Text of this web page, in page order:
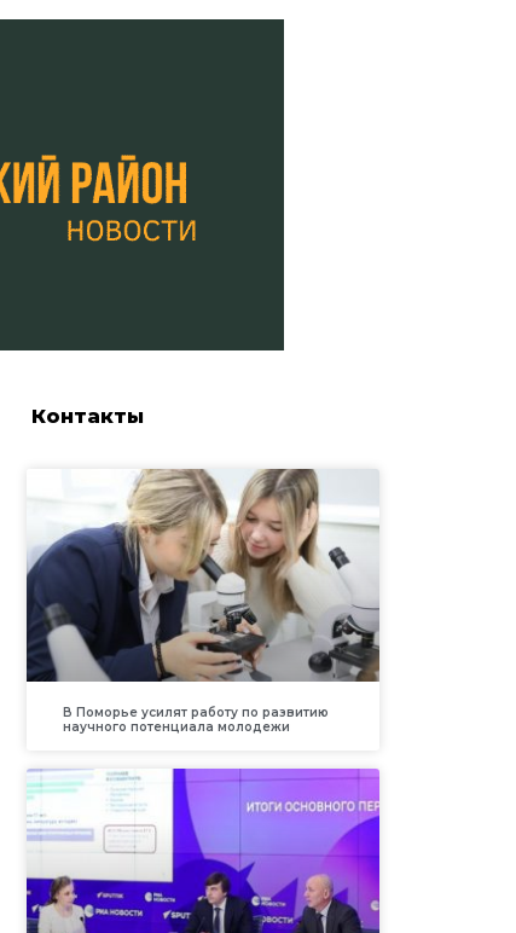
Контакты
В Поморье усилят работу по развитию
научного потенциала молодежи